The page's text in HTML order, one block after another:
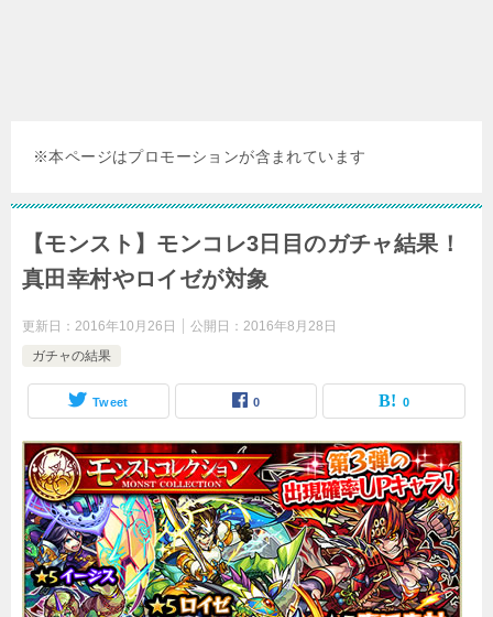
※本ページはプロモーションが含まれています
【モンスト】モンコレ3日目のガチャ結果！
真田幸村やロイゼが対象
更新日： 2016年10月26日 公開日： 2016年8月28日
ガチャの結果
Tweet 0 0